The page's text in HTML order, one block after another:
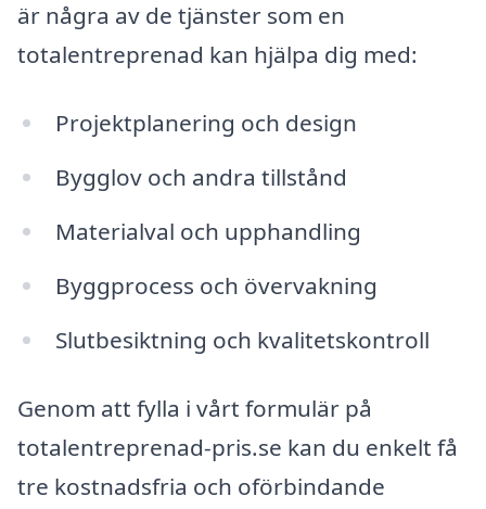
är några av de tjänster som en
totalentreprenad kan hjälpa dig med:
Projektplanering och design
Bygglov och andra tillstånd
Materialval och upphandling
Byggprocess och övervakning
Slutbesiktning och kvalitetskontroll
Genom att fylla i vårt formulär på
totalentreprenad-pris.se kan du enkelt få
tre kostnadsfria och oförbindande